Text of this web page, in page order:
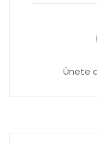
Únete